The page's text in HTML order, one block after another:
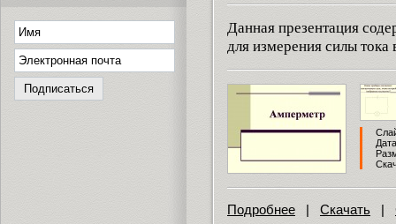
Данная презентация
для измерения силы
Подробнее | Скачать |